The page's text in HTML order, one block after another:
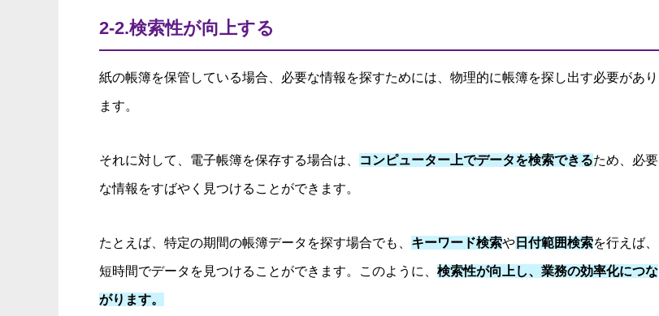
2-2.検索性が向上する
紙の帳簿を保管している場合、必要な情報を探すためには、物理的に帳簿を探し出す必要があり
ます。
それに対して、電子帳簿を保存する場合は、 コンピューター上でデータを検索できるため、必要
な情報をすばやく見つけることができます。
たとえば、特定の期間の帳簿データを探す場合でも、 キーワード検索や 日付範囲検索を行えば、
短時間でデータを見つけることができます。このように、 検索性が向上し、業務の効率化につな
がります。